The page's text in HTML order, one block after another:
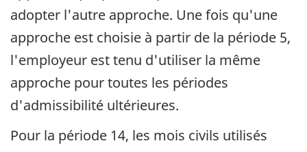
adopter l'autre approche. Une fois qu'une
approche est choisie à partir de la période 5,
l'employeur est tenu d'utiliser la même
approche pour toutes les périodes
d'admissibilité ultérieures.
Pour la période 14, les mois civils utilisés